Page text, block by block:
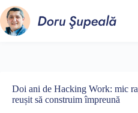
Sari
la
conținut
Doi ani de Hacking Work: mic
reușit să construim împreună